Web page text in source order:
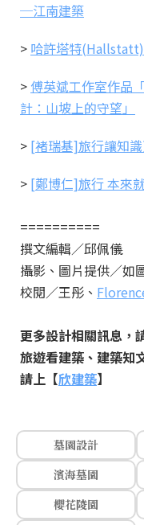
─江南建築
> 哈許塔特
> 傅英斌工作室作品
計：山坡上的守望」
> [褚瑞基]旅行讓知
> [鄭博仁]旅行 本來
==========
撰文編輯／邱佩儀
攝影、圖片提供／如
校閱／王彤、
更多設計相關訊息，
旅遊看建築、建築知
請上【欣建築】
墓園設計
濱海墓園
櫻花陵園